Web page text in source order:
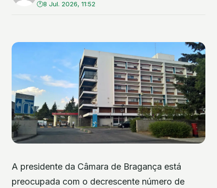
8 Jul. 2026, 11:52
A presidente da Câmara de Bragança está
preocupada com o decrescente número de